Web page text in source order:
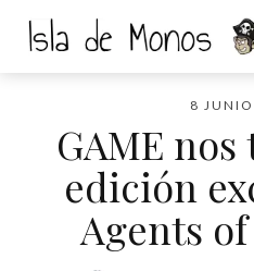
8
GAME
edición
Agents